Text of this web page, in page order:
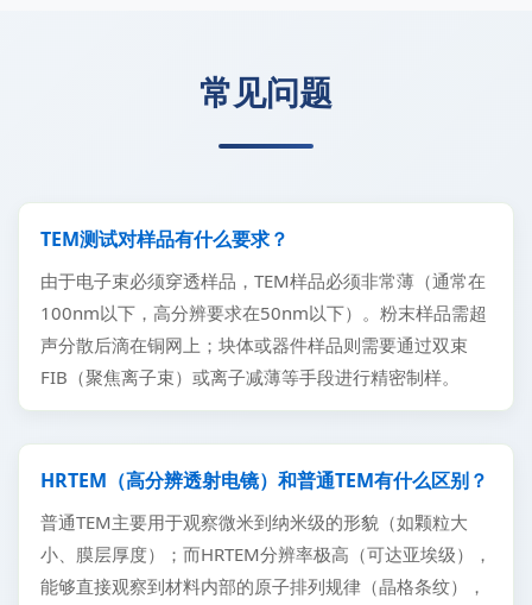
常见问题
TEM测试对样品有什么要求？
由于电子束必须穿透样品，TEM样品必须非常薄（通常在
100nm以下，高分辨要求在50nm以下）。粉末样品需超
声分散后滴在铜网上；块体或器件样品则需要通过双束
FIB（聚焦离子束）或离子减薄等手段进行精密制样。
HRTEM（高分辨透射电镜）和普通TEM有什么区别？
普通TEM主要用于观察微米到纳米级的形貌（如颗粒大
小、膜层厚度）；而HRTEM分辨率极高（可达亚埃级），
能够直接观察到材料内部的原子排列规律（晶格条纹），